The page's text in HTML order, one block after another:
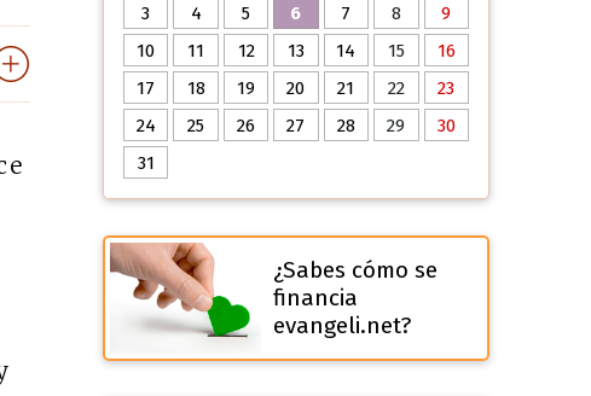
3
4 5 6 7 8
9
10
11 12 13 14 15
16
17
18 19 20 21 22
23
24
25 26 27 28 29
30
31
¿Sabes cómo se
financia
evangeli.net?